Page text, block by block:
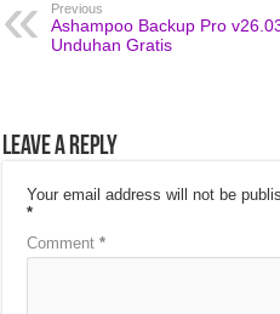
Previous
Ashampoo Backup Pro
Unduhan Gratis
Leave a Reply
Your email address will not be
*
Comment*